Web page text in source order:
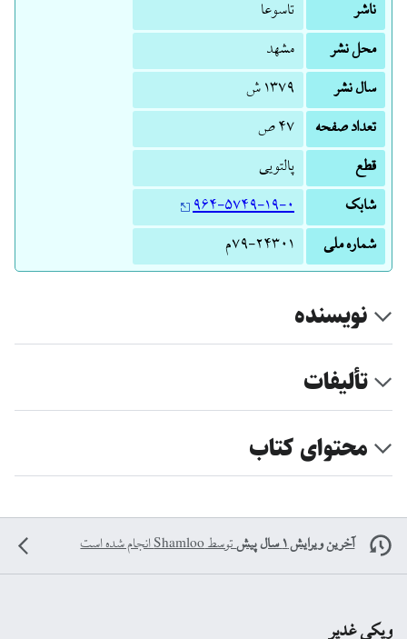
ناشر
تاسوعا
محل نشر
مشهد
سال نشر
۱۳۷۹ ش
تعداد صفحه
۴۷ ص
قطع
پالتویی
شابک
۹۶۴-۵۷۴۹-۱۹-۰
شماره ملی
‭م‌۷۹-۲۴۳۰۱
نویسنده
تألیفات
محتوای کتاب
آخرین ویرایش ۱ سال پیش توسطShamlooانجام شده است